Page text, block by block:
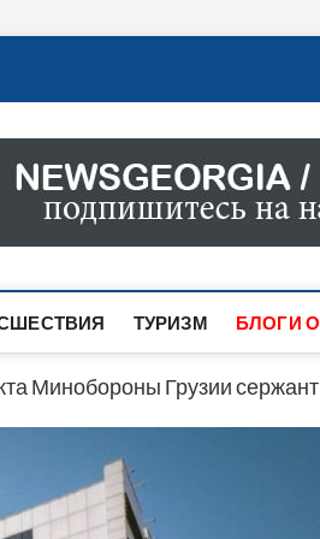
ИНФОРМАЦИЯ О СОБЫТИЯХ
НОВОСТИ ПОЛИТИКИ,
ТУРИЗМ БЛОГИ
Минобороны Грузии